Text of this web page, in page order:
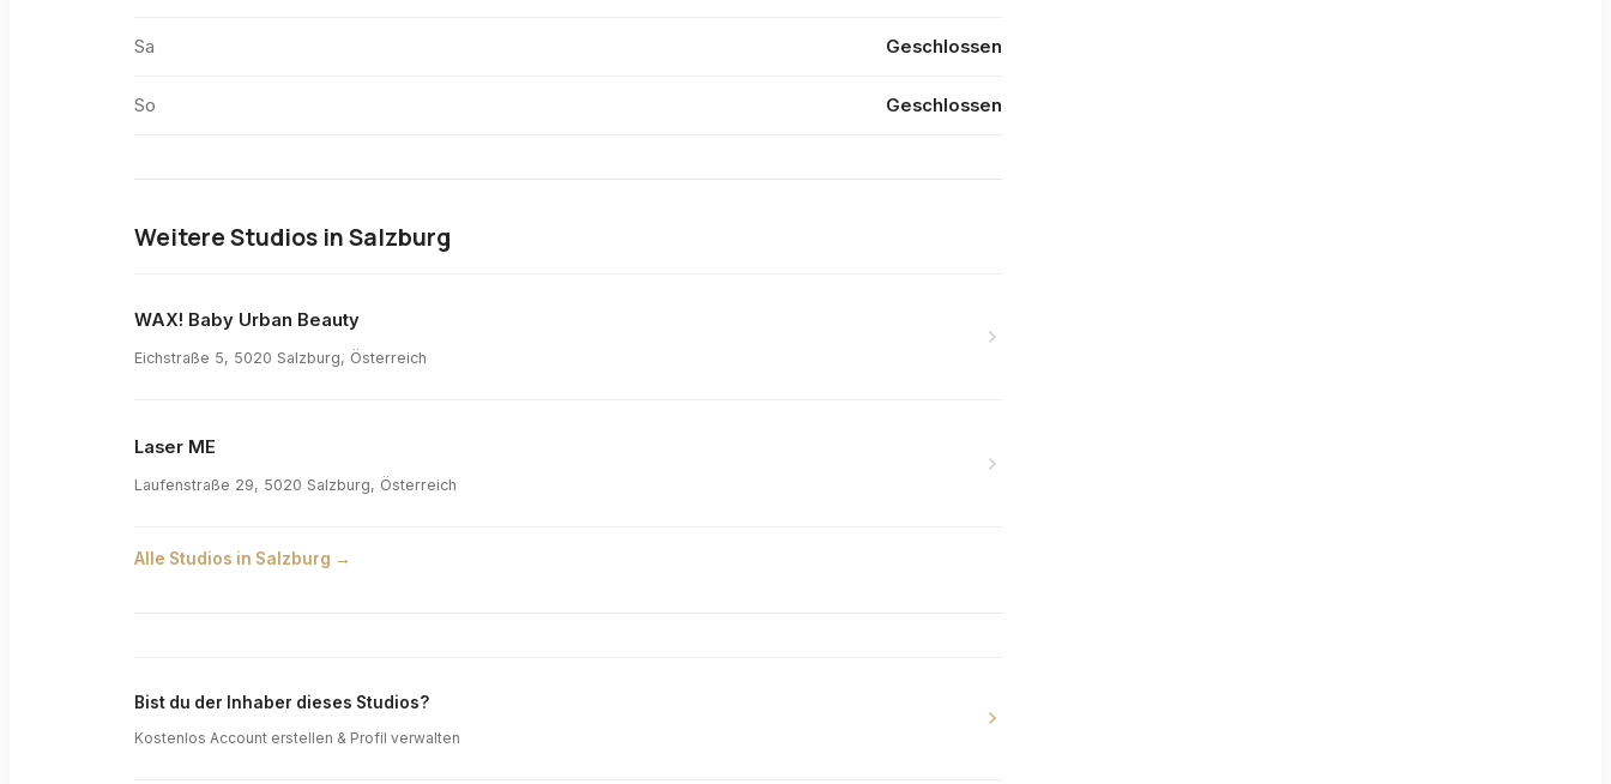
Sa Geschlossen
So Geschlossen
Weitere Studios inSalzburg
WAX! Baby Urban Beauty
Eichstraße 5, 5020 Salzburg, Österreich
Laser ME
Laufenstraße 29, 5020 Salzburg, Österreich
Alle Studios in Salzburg →
Bist du der Inhaber dieses Studios?
Kostenlos Account erstellen & Profil verwalten